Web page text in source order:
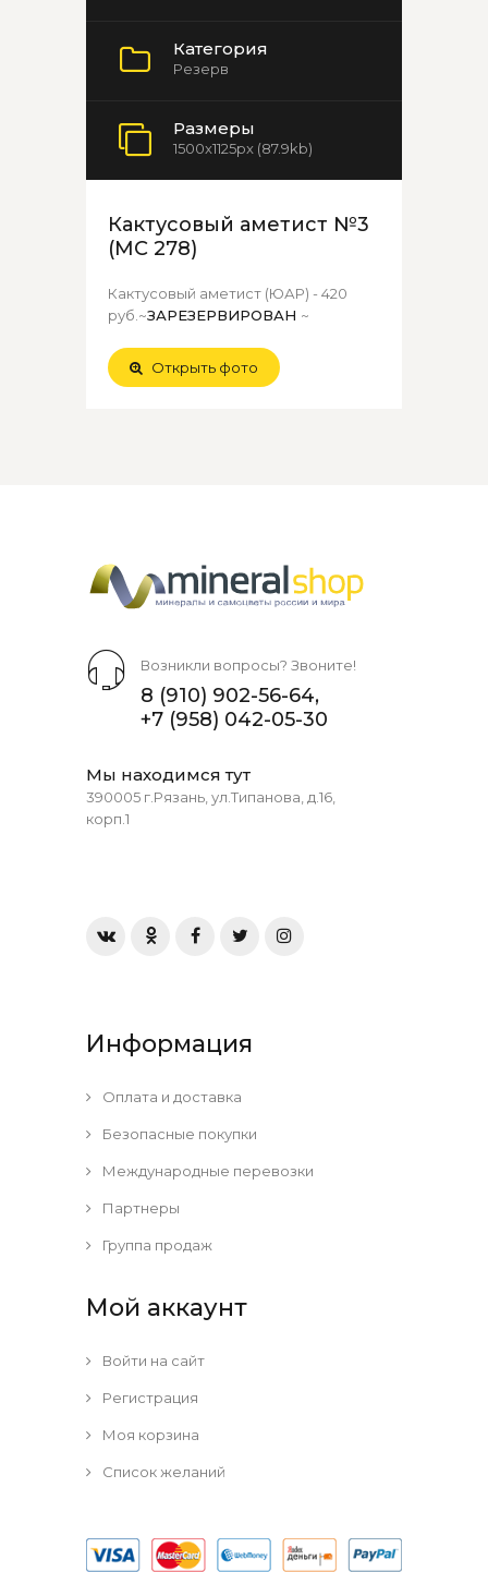
Категория
Резерв
Размеры
1500x1125px (87.9kb)
Кактусовый аметист №3
(МС 278)
Кактусовый аметист (ЮАР) - 420
руб.~ЗАРЕЗЕРВИРОВАН ~
Открыть фото
Возникли вопросы? Звоните!
8 (910) 902-56-64,
+7 (958) 042-05-30
Мы находимся тут
390005 г.Рязань, ул.Типанова, д.16,
корп.1
Информация
Оплата и доставка
Безопасные покупки
Международные перевозки
Партнеры
Группа продаж
Мой аккаунт
Войти на сайт
Регистрация
Моя корзина
Список желаний